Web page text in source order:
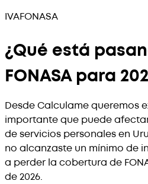
IVAFONASA
¿Qué está
FONASA para
Desde Calculame queremos
importante que puede
de servicios personales en
no alcanzaste un mínimo de
a perder la cobertura de
de 2026.